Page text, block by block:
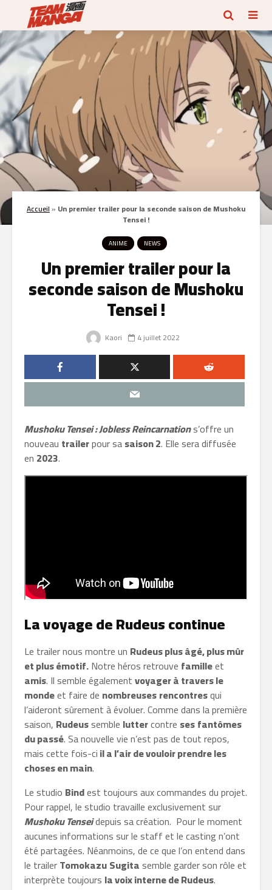
Accueil» Un premier trailer pour la seconde saison de Mushoku
Tensei !
ANIME NEWS
Un premier trailer pour la
seconde saison de Mushoku
Tensei !
Kaori 4 juillet 2022
Mushoku Tensei : Jobless Reincarnations’offre un
nouveau trailerpour sasaison 2. Elle sera diffusée
en 2023.
La voyage de Rudeus continue
Le trailer nous montre un Rudeus plus âgé, plus mûr
et plus émotif.Notre héros retrouve familleet
amis. Il semble égalementvoyager à travers le
mondeet faire de nombreusesrencontresqui
l’aideront sûrement à évoluer. Comme dans la première
saison, Rudeussemble luttercontre sesfantômes
du passé. Sa nouvelle vie n’est pas de tout repos,
mais cette fois-ciil a l’air de vouloir prendre les
choses en main.
Le studio Bindest toujours aux commandes du projet.
Pour rappel, le studio travaille exclusivement sur
Mushoku Tenseidepuis sa création. Pour le moment
aucunes informations sur le staff et le casting n’ont
été partagées. Néanmoins, de ce que l’on entend dans
le trailerTomokazuSugitasemble garder son rôle et
interprète toujours la voix interne de Rudeus.